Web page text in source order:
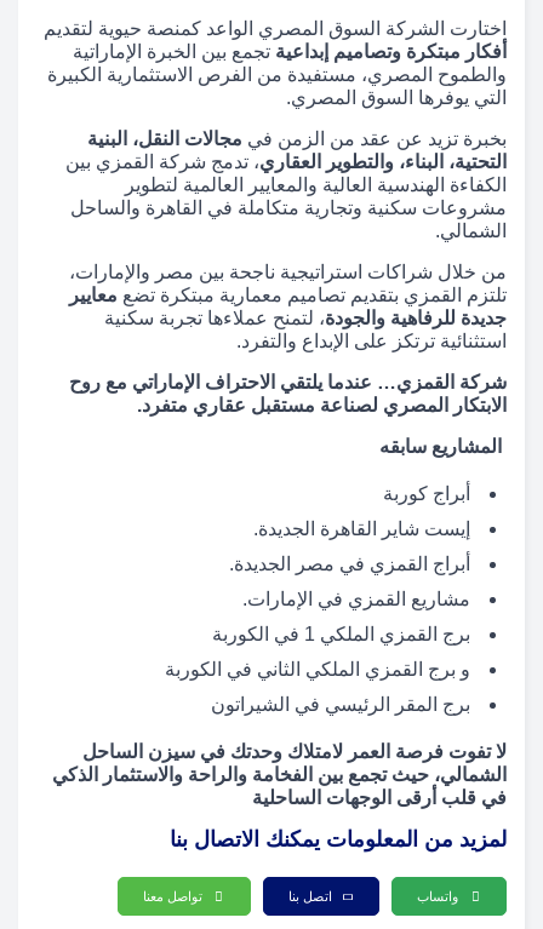
اختارت الشركة السوق المصري الواعد كمنصة حيوية لتقديم
أفكار مبتكرة وتصاميم إبداعية تجمع بين الخبرة الإماراتية
والطموح المصري، مستفيدة من الفرص الاستثمارية الكبيرة
التي يوفرها السوق المصري.
بخبرة تزيد عن عقد من الزمن في مجالات النقل، البنية
التحتية، البناء، والتطوير العقاري، تدمج شركة القمزي بين
الكفاءة الهندسية العالية والمعايير العالمية لتطوير
مشروعات سكنية وتجارية متكاملة في القاهرة والساحل
الشمالي.
من خلال شراكات استراتيجية ناجحة بين مصر والإمارات،
تلتزم القمزي بتقديم تصاميم معمارية مبتكرة تضع معايير
جديدة للرفاهية والجودة، لتمنح عملاءها تجربة سكنية
استثنائية ترتكز على الإبداع والتفرد.
شركة القمزي… عندما يلتقي الاحتراف الإماراتي مع روح
الابتكار المصري لصناعة مستقبل عقاري متفرد.
المشاريع سابقه
أبراج كوربة
إيست شاير القاهرة الجديدة.
أبراج القمزي في مصر الجديدة.
مشاريع القمزي في الإمارات.
برج القمزي الملكي 1 في الكوربة
و برج القمزي الملكي الثاني في الكوربة
برج المقر الرئيسي في الشيراتون
لا تفوت فرصة العمر لامتلاك وحدتك في سيزن الساحل
الشمالي، حيث تجمع بين الفخامة والراحة والاستثمار الذكي
في قلب أرقى الوجهات الساحلية
لمزيد من المعلومات يمكنك الاتصال بنا
واتساب اتصل بنا تواصل معنا